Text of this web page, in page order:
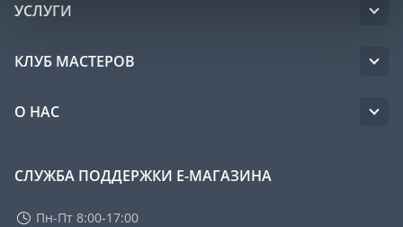
УСЛУГИ
КЛУБ МАСТЕРОВ
О НАС
СЛУЖБА ПОДДЕРЖКИ Е-МАГАЗИНА
Пн-Пт 8:00-17:00